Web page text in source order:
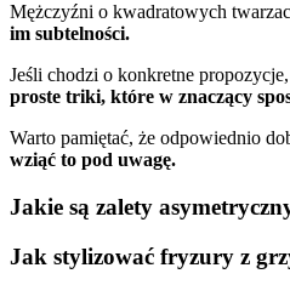
Mężczyźni o kwadratowych
im subtelności.
Jeśli chodzi o konkretne
proste triki, które w znaczący
Warto pamiętać, że odpowiednio
wziąć to pod uwagę.
Jakie są zalety
Jak stylizować fryzury z